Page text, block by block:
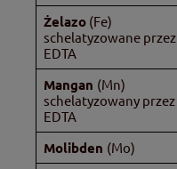
Żelazo (Fe)
schelatyzowane przez
EDTA
Mangan (Mn)
schelatyzowany przez
EDTA
Molibden (Mo)